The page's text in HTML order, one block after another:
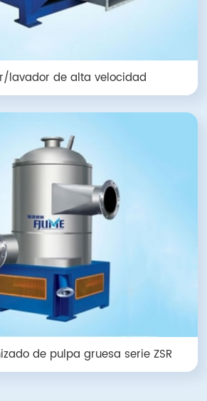
lavador de alta velocidad
de pulpa gruesa serie ZSR